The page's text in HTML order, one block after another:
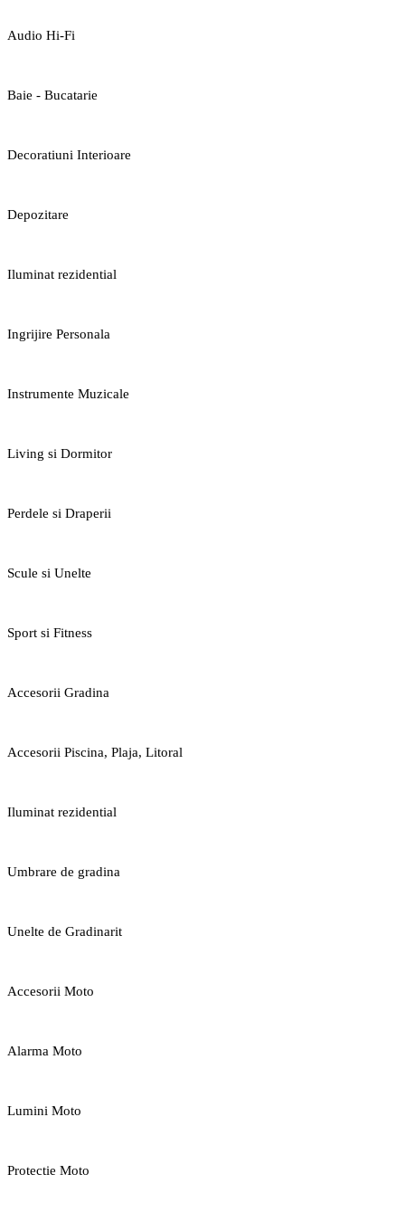
Audio Hi-Fi
Baie - Bucatarie
Decoratiuni Interioare
Depozitare
Iluminat rezidential
Ingrijire Personala
Instrumente Muzicale
Living si Dormitor
Perdele si Draperii
Scule si Unelte
Sport si Fitness
Accesorii Gradina
Accesorii Piscina, Plaja, Litoral
Iluminat rezidential
Umbrare de gradina
Unelte de Gradinarit
Accesorii Moto
Alarma Moto
Lumini Moto
Protectie Moto